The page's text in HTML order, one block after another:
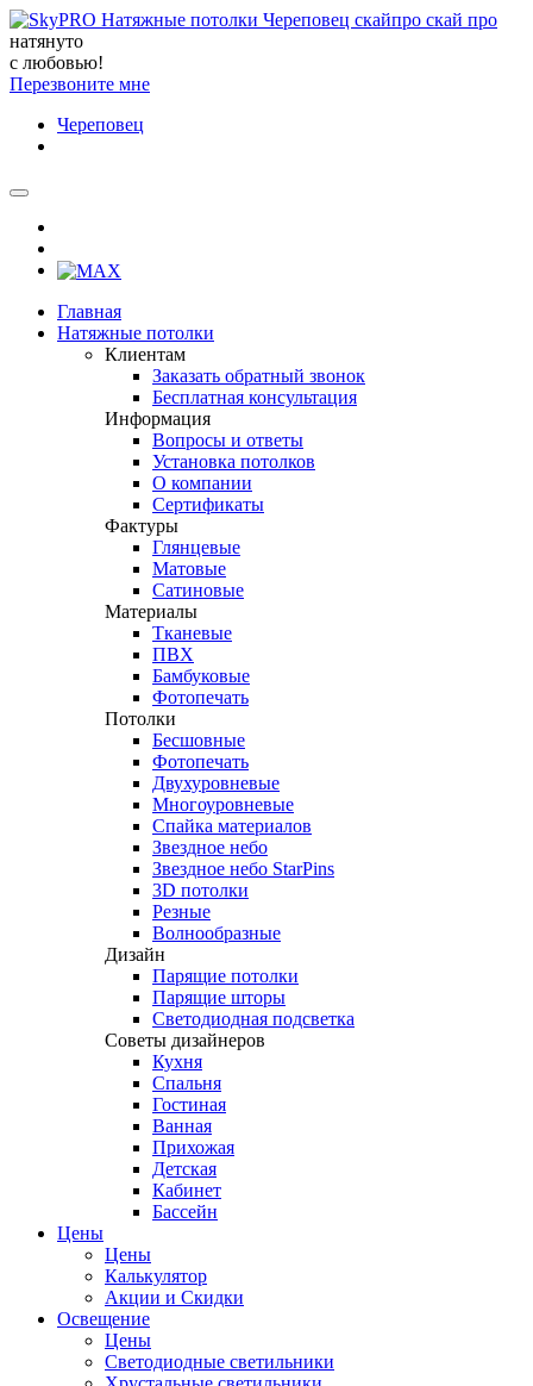
натянуто
с любовью!
Перезвоните мне
Череповец
Главная
Натяжные потолки
Клиентам
Заказать обратный звонок
Бесплатная консультация
Информация
Вопросы и ответы
Установка потолков
О компании
Сертификаты
Фактуры
Глянцевые
Матовые
Сатиновые
Материалы
Тканевые
ПВХ
Бамбуковые
Фотопечать
Потолки
Бесшовные
Фотопечать
Двухуровневые
Многоуровневые
Спайка материалов
Звездное небо
Звездное небо StarPins
3D потолки
Резные
Волнообразные
Дизайн
Парящие потолки
Парящие шторы
Светодиодная подсветка
Советы дизайнеров
Кухня
Спальня
Гостиная
Ванная
Прихожая
Детская
Кабинет
Бассейн
Цены
Цены
Калькулятор
Акции и Скидки
Освещение
Цены
Светодиодные светильники